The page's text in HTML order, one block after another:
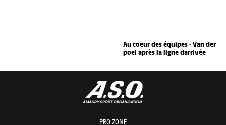
Au coeur des équipes - Van der
poel après la ligne darrivée
PRO ZONE